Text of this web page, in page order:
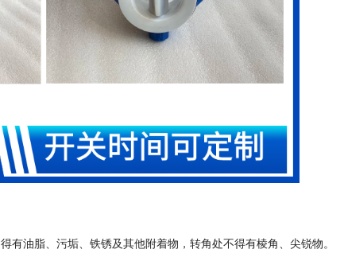
油脂、污垢、铁锈及其他附着物，转角处不得有棱角、尖锐物。